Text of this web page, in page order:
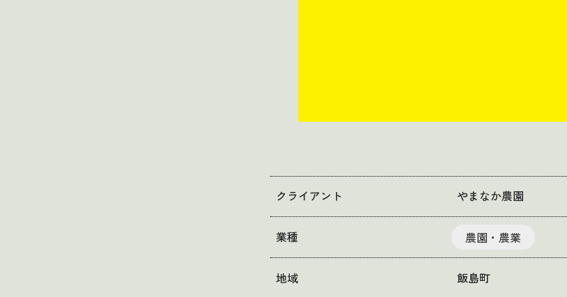
クライアント やまなか農園
業種 農園・農業
地域 飯島町